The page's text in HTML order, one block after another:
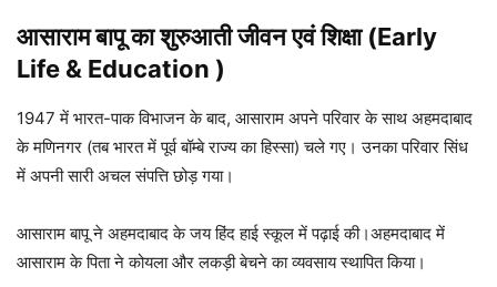
आसाराम बापू का शुरुआती जीवन एवं शिक्षा (Early
Life & Education )
1947 में भारत-पाक विभाजन के बाद, आसाराम अपने परिवार के साथ अहमदाबाद
के मणिनगर (तब भारत में पूर्व बॉम्बे राज्य का हिस्सा) चले गए। उनका परिवार सिंध
में अपनी सारी अचल संपत्ति छोड़ गया।
आसाराम बापू ने अहमदाबाद के जय हिंद हाई स्कूल में पढ़ाई की।अहमदाबाद में
आसाराम के पिता ने कोयला और लकड़ी बेचने का व्यवसाय स्थापित किया।